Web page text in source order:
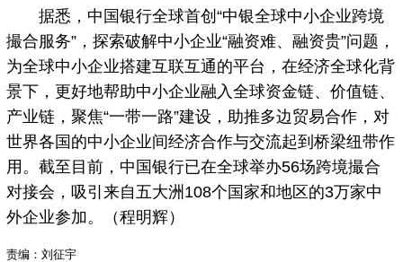
据悉，中国银行全球首创“中银全球中小企业跨境
撮合服务”，探索破解中小企业“融资难、融资贵”问题，
为全球中小企业搭建互联互通的平台，在经济全球化背
景下，更好地帮助中小企业融入全球资金链、价值链、
产业链，聚焦“一带一路”建设，助推多边贸易合作，对
世界各国的中小企业间经济合作与交流起到桥梁纽带作
用。截至目前，中国银行已在全球举办56场跨境撮合
对接会，吸引来自五大洲108个国家和地区的3万家中
外企业参加。（程明辉）
责编：刘征宇